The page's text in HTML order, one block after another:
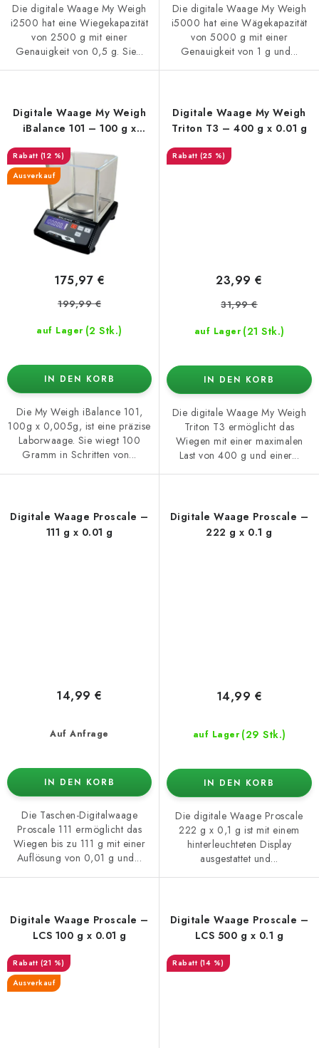
Die digitale Waage My Weigh
i2500 hat eine Wiegekapazität
von 2500 g mit einer
Genauigkeit von 0,5 g. Sie...
Die digitale Waage My Weigh
i5000 hat eine Wägekapazität
von 5000 g mit einer
Genauigkeit von 1 g und...
Digitale Waage My Weigh
iBalance 101 – 100 g x
0.005 g
(12 %)
Ausverkauf
auf Lager (2 Stk.)
175,97 €
199,99 €
IN DEN KORB
Die My Weigh iBalance 101,
100g x 0,005g, ist eine präzise
Laborwaage. Sie wiegt 100
Gramm in Schritten von...
Digitale Waage My Weigh
Triton T3 – 400 g x 0.01 g
(25 %)
auf Lager (21 Stk.)
23,99 €
31,99 €
IN DEN KORB
Die digitale Waage My Weigh
Triton T3 ermöglicht das
Wiegen mit einer maximalen
Last von 400 g und einer...
Digitale Waage Proscale –
111 g x 0.01 g
Auf Anfrage
14,99 €
IN DEN KORB
Die Taschen-Digitalwaage
Proscale 111 ermöglicht das
Wiegen bis zu 111 g mit einer
Auflösung von 0,01 g und...
Digitale Waage Proscale –
222 g x 0.1 g
auf Lager (29 Stk.)
14,99 €
IN DEN KORB
Die digitale Waage Proscale
222 g x 0,1 g ist mit einem
hinterleuchteten Display
ausgestattet und...
Digitale Waage Proscale –
LCS 100 g x 0.01 g
(21 %)
Ausverkauf
Digitale Waage Proscale –
LCS 500 g x 0.1 g
(14 %)